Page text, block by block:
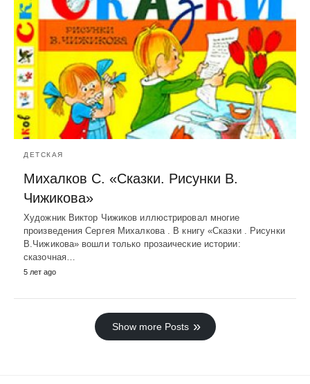
ДЕТСКАЯ
Михалков С. «Сказки. Рисунки В.
Чижикова»
Художник Виктор Чижиков иллюстрировал многие
произведения Сергея Михалкова . В книгу «Сказки . Рисунки
В.Чижикова» вошли только прозаические истории:
сказочная…
5 лет ago
Show more Posts